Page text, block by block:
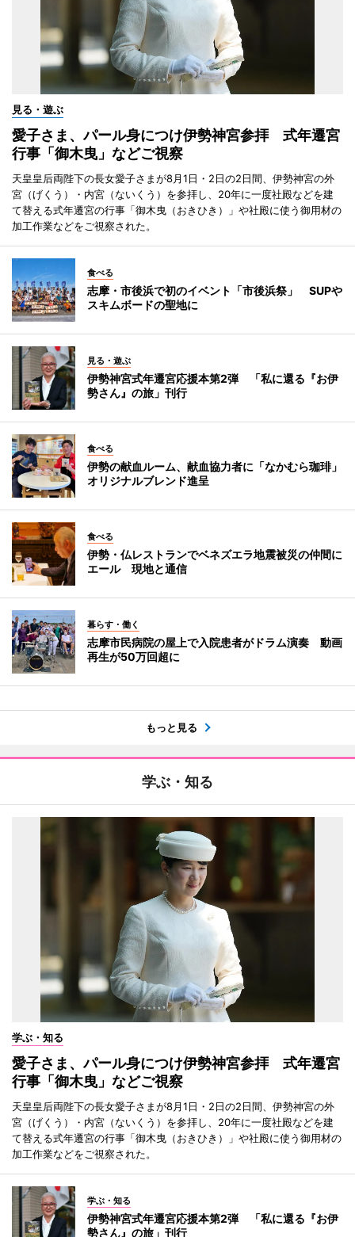
見る・遊ぶ
愛子さま、パール身につけ伊勢神宮参拝 式年遷宮
行事「御木曳」などご視察
天皇皇后両陛下の長女愛子さまが8月1日・2日の2日間、伊勢神宮の外
宮（げくう）・内宮（ないくう）を参拝し、20年に一度社殿などを建
て替える式年遷宮の行事「御木曳（おきひき）」や社殿に使う御用材の
加工作業などをご視察された。
食べる
志摩・市後浜で初のイベント「市後浜祭」 SUPや
スキムボードの聖地に
見る・遊ぶ
伊勢神宮式年遷宮応援本第2弾 「私に還る『お伊
勢さん』の旅」刊行
食べる
伊勢の献血ルーム、献血協力者に「なかむら珈琲」
オリジナルブレンド進呈
食べる
伊勢・仏レストランでベネズエラ地震被災の仲間に
エール 現地と通信
暮らす・働く
志摩市民病院の屋上で入院患者がドラム演奏 動画
再生が50万回超に
もっと見る
学ぶ・知る
学ぶ・知る
愛子さま、パール身につけ伊勢神宮参拝 式年遷宮
行事「御木曳」などご視察
天皇皇后両陛下の長女愛子さまが8月1日・2日の2日間、伊勢神宮の外
宮（げくう）・内宮（ないくう）を参拝し、20年に一度社殿などを建
て替える式年遷宮の行事「御木曳（おきひき）」や社殿に使う御用材の
加工作業などをご視察された。
学ぶ・知る
伊勢神宮式年遷宮応援本第2弾 「私に還る『お伊
勢さん』の旅」刊行